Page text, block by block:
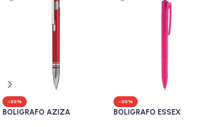
-30%
BOLIGRAFO AZIZA
-30%
BOLIGRAFO ESSEX